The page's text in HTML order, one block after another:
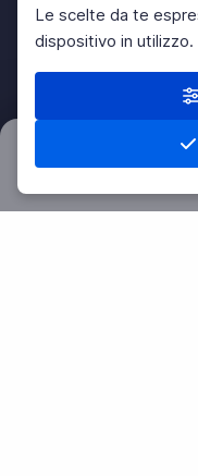
Le scelte da te
dispositivo in utilizzo.
Home
Filtri